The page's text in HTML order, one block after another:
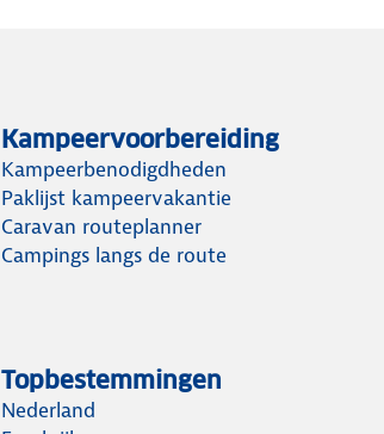
Kampeervoorbereiding
Kampeerbenodigdheden
Paklijst kampeervakantie
Caravan routeplanner
Campings langs de route
Topbestemmingen
Nederland